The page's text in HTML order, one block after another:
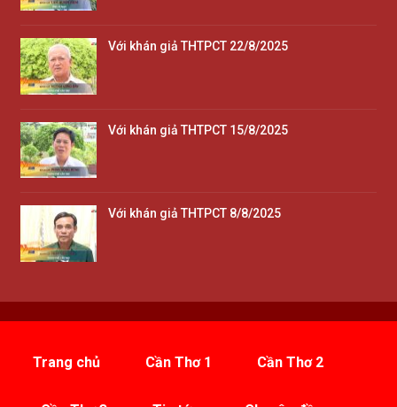
Với khán giả THTPCT 22/8/2025
Với khán giả THTPCT 15/8/2025
Với khán giả THTPCT 8/8/2025
Trang chủ Cần Thơ 1 Cần Thơ 2